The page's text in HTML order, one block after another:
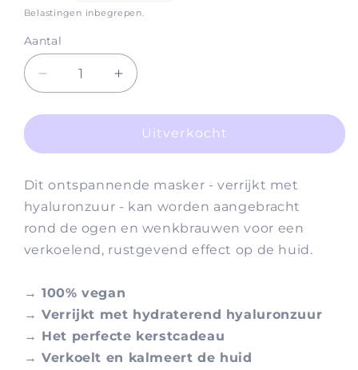
prijs
Belastingen inbegrepen.
Aantal
Aantal
verlagen
voor
Eye
Brow
Mask
Aantal
verhogen
voor
Jelly
Eye
Brow
Mask
Uitverkocht
Dit ontspannende masker - verrijkt met
hyaluronzuur - kan worden aangebracht
rond de ogen en wenkbrauwen voor een
verkoelend, rustgevend effect op de huid.
→ 100% vegan
→ Verrijkt met hydraterend hyaluronzuur
→ Het perfecte kerstcadeau
→ Verkoelt en kalmeert de huid